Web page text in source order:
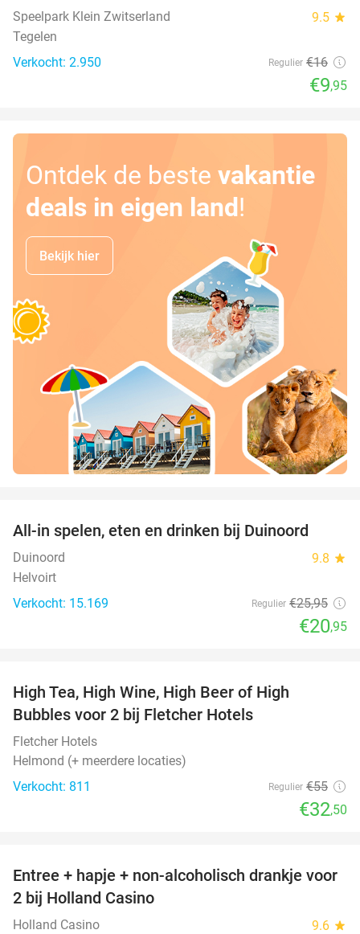
Speelpark Klein Zwitserland 9.5 star
Tegelen
Verkocht: 2.950
Regulier €16
€9,95
Ontdek de beste vakantie
deals in eigen land!
Bekijk hier
All-in spelen, eten en drinken bij Duinoord
Duinoord 9.8 star
Helvoirt
Verkocht: 15.169
Regulier €25,95
€20,95
High Tea, High Wine, High Beer of High
Bubbles voor 2 bij Fletcher Hotels
Fletcher Hotels
Helmond (+ meerdere locaties)
Verkocht: 811
Regulier €55
€32,50
52%
Entree + hapje + non-alcoholisch drankje voor
2 bij Holland Casino
Holland Casino 9.6 star